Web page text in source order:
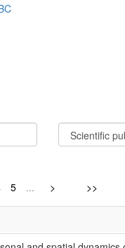
5 ... > >>